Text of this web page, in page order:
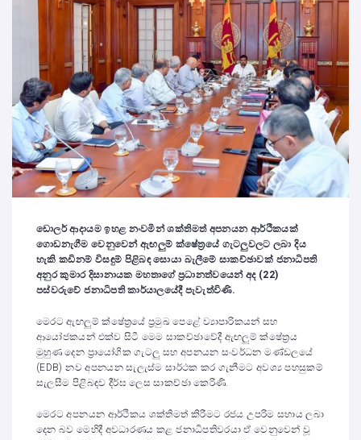
ඩොලර් ආදායම ඉහළ නංවමින් ශක්තිමත් අපනයන ආර්ථිකයක්
ගොඩනැගීම වෙනුවෙන් ඇඟලුම් ක්ෂේත්‍රයේ ගැටලුවලට ලබා දිය
හැකි කඩිනම් විසඳුම් පිළිබඳ සොයා බැලීමේ සාකච්ඡාවක් ජනාධිපති
අනුර කුමාර දිසානායක මහතාගේ ප්‍රධානත්වයෙන් අද (22)
පස්වරුවේ ජනාධිපති කාර්යාලයේදී පැවැත්විණි.
මෙරට ඇඟලුම් ක්ෂේත්‍රයේ ප්‍රමුඛ පෙළේ ව්‍යාපාරිකයන් සහ
ආයෝජකයන් එක්ව සිටී මෙම සාකච්ඡාවේදී ඇඟලුම් ක්ෂේත්‍රය
මුහුණ දෙන ප්‍රායෝගික ගැටලු සහ අපනයන සංවර්ධන මණ්ඩලයේ
(EDB) නව අපනයන සැලැස්ම සාර්ථක කර ගැනීමට අවශ්‍ය පහසුකම්
සැලසීම පිළිබඳව දීර්ඝ ලෙස සාකච්ඡා කෙරිණි.
මෙරට අපනයන ආර්ථිකය ශක්තිමත් කිරීමට රජය උපරිම සහාය ලබා
දෙන බව මෙහිදී අවධාරණය කළ ජනාධිපතිවරයා ඒ වෙනුවෙන් වූ